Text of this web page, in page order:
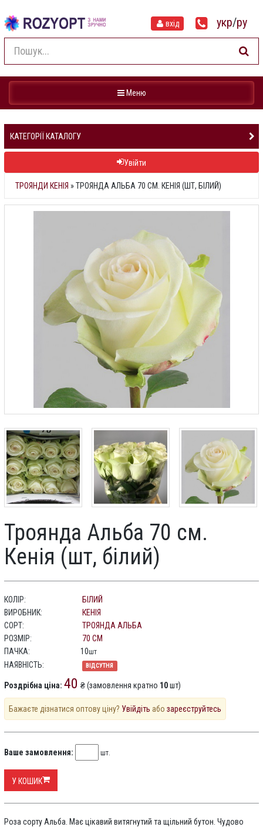
вхід укр/ру
Навігація
Меню
КАТЕГОРІЇ КАТАЛОГУ
Увійти
ТРОЯНДИ КЕНІЯ »ТРОЯНДА АЛЬБА 70 СМ. КЕНІЯ (ШТ, БІЛИЙ)
Троянда Альба 70 см.
Кенія (шт, білий)
КОЛІР:
БІЛИЙ
ВИРОБНИК:
КЕНІЯ
СОРТ:
ТРОЯНДА АЛЬБА
РОЗМІР:
70 СМ
ПАЧКА:
10шт
НАЯВНІСТЬ: ВІДСУТНЯ
Роздрібна ціна: 40 ₴ (замовлення кратно 10шт)
Бажаєте дізнатися оптову ціну? Увійдіть або зареєструйтесь
Ваше замовлення: шт.
У КОШИК
Роза сорту Альба. Має цікавий витягнутий та щільний бутон. Чудово